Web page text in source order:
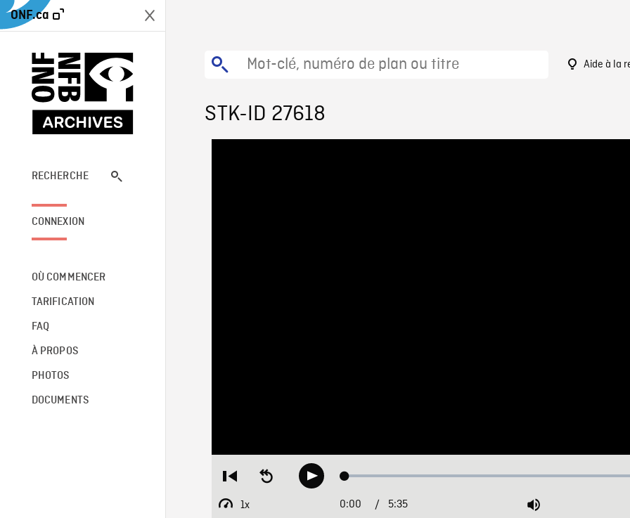
ONF.ca
RECHERCHE
CONNEXION
OÙ COMMENCER
TARIFICATION
FAQ
À PROPOS
PHOTOS
DOCUMENTS
Aide à la
STK-ID 27618
Restart
beginning
Seek
backwardPlay Loaded:
1x
Playback
Current
0:00 / 5:35 Mute